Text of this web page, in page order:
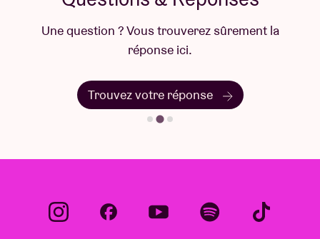
Une question ? Vous trouverez sûrement la
réponse ici.
Trouvez votre réponse